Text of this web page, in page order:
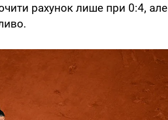
рахунок лише при 0:4, але